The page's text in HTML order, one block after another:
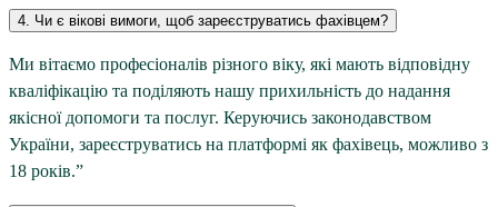
4. Чи є вікові вимоги, щоб зареєструватись фахівцем?
Ми вітаємо професіоналів різного віку, які мають відповідну
кваліфікацію та поділяють нашу прихильність до надання
якісної допомоги та послуг. Керуючись законодавством
України, зареєструватись на платформі як фахівець, можливо з
18 років.”